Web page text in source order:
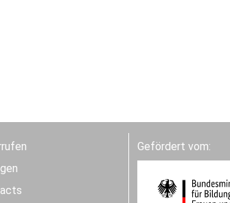
Gefördert vom: